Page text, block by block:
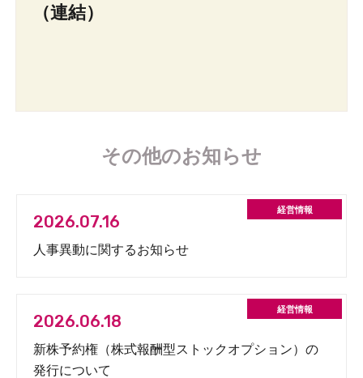
（連結）
その他のお知らせ
2026.07.16
人事異動に関するお知らせ
2026.06.18
新株予約権（株式報酬型ストックオプション）の
発行について